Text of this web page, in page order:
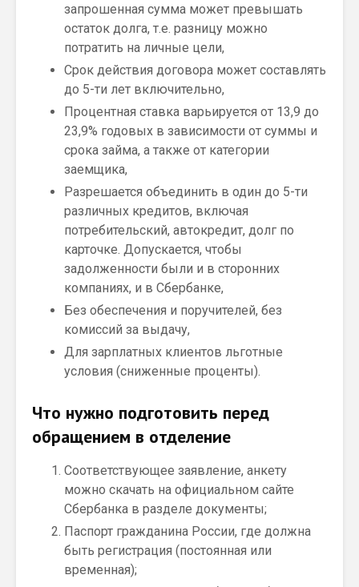
запрошенная сумма может превышать
остаток долга, т.е. разницу можно
потратить на личные цели,
Срок действия договора может составлять
до 5-ти лет включительно,
Процентная ставка варьируется от 13,9 до
23,9% годовых в зависимости от суммы и
срока займа, а также от категории
заемщика,
Разрешается объединить в один до 5-ти
различных кредитов, включая
потребительский, автокредит, долг по
карточке. Допускается, чтобы
задолженности были и в сторонних
компаниях, и в Сбербанке,
Без обеспечения и поручителей, без
комиссий за выдачу,
Для зарплатных клиентов льготные
условия (сниженные проценты).
Что нужно подготовить перед
обращением в отделение
Соответствующее заявление, анкету
можно скачать на официальном сайте
Сбербанка в разделе документы;
Паспорт гражданина России, где должна
быть регистрация (постоянная или
временная);